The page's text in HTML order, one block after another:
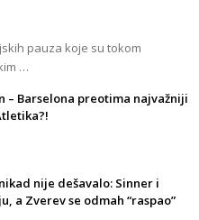
pauza koje su tokom
…
– Barselona preotima najvažniji
nije dešavalo: Sinner i
a Zverev se odmah “raspao”